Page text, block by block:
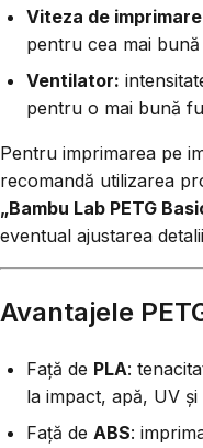
Viteza de
pentru cea mai
Ventilator:
pentru o mai bună
Pentru imprimarea pe
recomandă utilizarea
„Bambu Lab PETG
eventual ajustarea
Avantajele
Față de PLA:
la impact, apă, UV
Față de ABS: